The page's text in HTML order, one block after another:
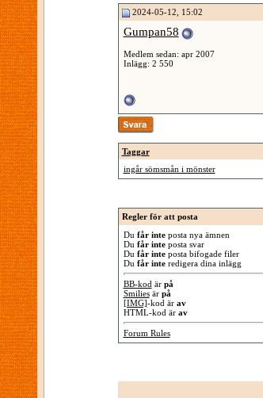
2024-05-12, 15:02
Gumpan58
Medlem sedan: apr 2007
Inlägg: 2 550
Taggar
ingår sömsmån i mönster
Regler för att posta
Du får inteposta nya ämnen
Du får inteposta svar
Du får inteposta bifogade filer
Du får interedigera dina inlägg
BB-kod är på
Smiliesär på
[IMG]-kod är av
HTML-kod är av
Forum Rules